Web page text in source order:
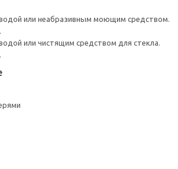
или неабразивным моющим средством.
или чистящим средством для стекла.